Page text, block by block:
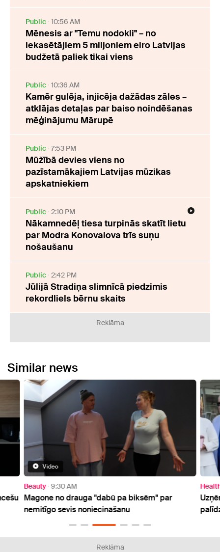
Public 10:56 AM
Mēnesis ar "Temu nodokli" – no
iekasētājiem 5 miljoniem eiro Latvijas
budžetā paliek tikai viens
Public 10:36 AM
Kamēr gulēja, injicēja dažādas zāles –
atklājas detaļas par baiso noindēšanas
mēģinājumu Mārupē
Public 7:53 PM
Mūžībā devies viens no
pazīstamākajiem Latvijas mūzikas
apskatniekiem
Public 2:10 PM
Nākamnedēļ tiesa turpinās skatīt lietu
par Modra Konovalova trīs suņu
nošaušanu
Public 2:42 PM
Jūlijā Stradiņa slimnīcā piedzimis
rekordliels bērnu skaits
Reklāma
Similar news
Video
Beauty 9:30 AM
Magone no drauga "dabū pa biksēm" par
nemitīgo sevis noniecināšanu
Reklāma